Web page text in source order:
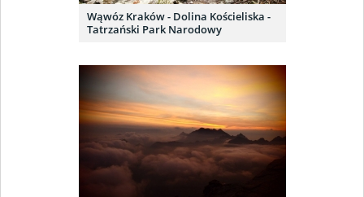
Wąwóz Kraków - Dolina Kościeliska -
Tatrzański Park Narodowy